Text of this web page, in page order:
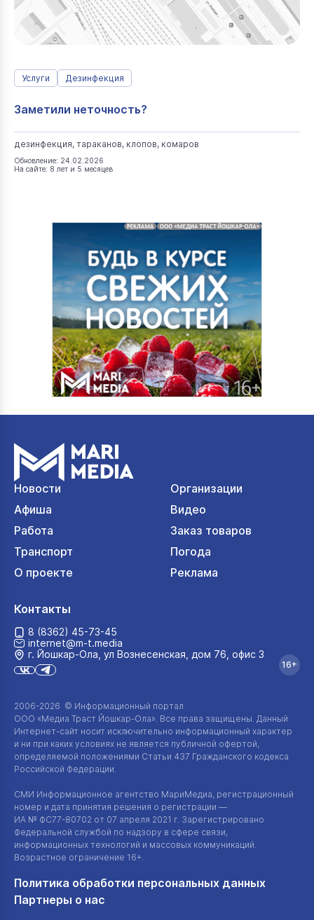
Услуги Дезинфекция
Заметили неточность?
дезинфекция, тараканов, клопов, комаров
Обновление: 24.02.2026
На сайте: 8 лет и 5 месяцев
Новости
Организации
Афиша
Видео
Работа
Заказ товаров
Транспорт
Погода
О проекте
Реклама
2006-2026 © Информационный портал
ООО «Медиа Траст Йошкар-Ола». Все права защищены. Данный
Интернет-сайт носит исключительно информационный характер
и ни при каких условиях не является публичной офертой,
определяемой положениями Статьи 437 Гражданского кодекса
Российской Федерации.
СМИ Информационное агентство МариМедиа, регистрационный
номер и дата принятия решения о регистрации —
ИА № ФС77-80702 от 07 апреля 2021 г. Зарегистрировано
Федеральной службой по надзору в сфере связи,
информационных технологий и массовых коммуникаций.
Возрастное ограничение 16+.
Политика обработки персональных данных
Партнеры о нас
Контакты
8 (8362) 45-73-45
internet@m-t.media
г. Йошкар‑Ола, ул Вознесенская, дом 76, офис 3
16+